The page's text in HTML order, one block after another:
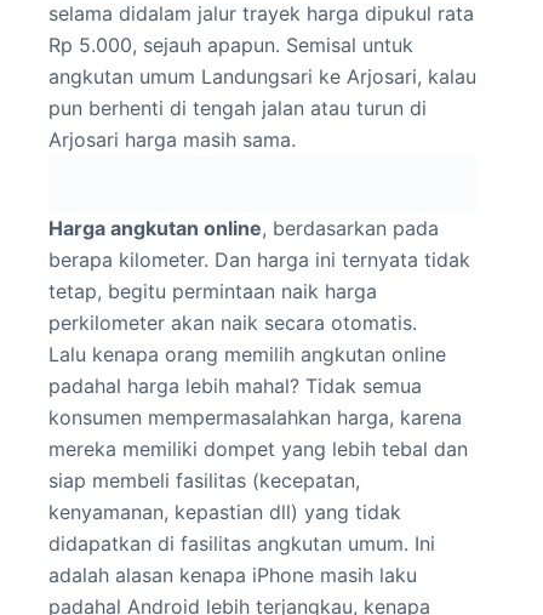
selama didalam jalur trayek harga dipukul rata
Rp 5.000, sejauh apapun. Semisal untuk
angkutan umum Landungsari ke Arjosari, kalau
pun berhenti di tengah jalan atau turun di
Arjosari harga masih sama.
Harga angkutan online, berdasarkan pada
berapa kilometer. Dan harga ini ternyata tidak
tetap, begitu permintaan naik harga
perkilometer akan naik secara otomatis.
Lalu kenapa orang memilih angkutan online
padahal harga lebih mahal? Tidak semua
konsumen mempermasalahkan harga, karena
mereka memiliki dompet yang lebih tebal dan
siap membeli fasilitas (kecepatan,
kenyamanan, kepastian dll) yang tidak
didapatkan di fasilitas angkutan umum. Ini
adalah alasan kenapa iPhone masih laku
padahal Android lebih terjangkau, kenapa